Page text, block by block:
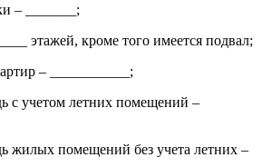
– _______;
этажей, кроме того имеется подвал;
– ___________;
с учетом летних помещений –
жилых помещений без учета летних –